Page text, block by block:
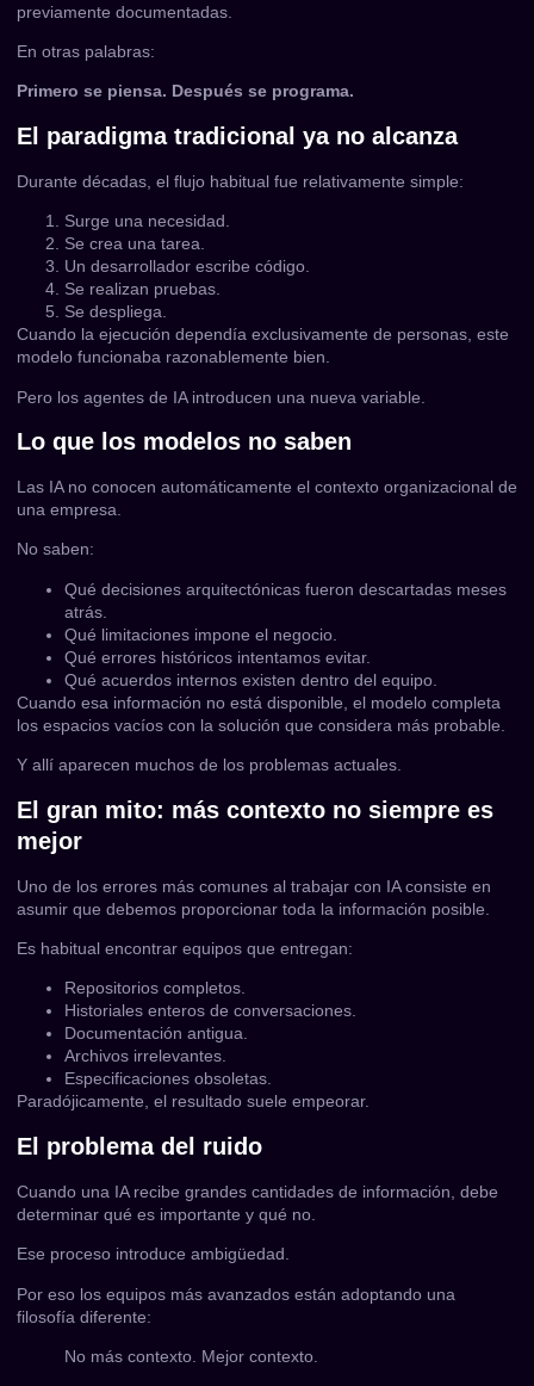
previamente documentadas.
En otras palabras:
Primero se piensa. Después se programa.
El paradigma tradicional ya no alcanza
Durante décadas, el flujo habitual fue relativamente simple:
Surge una necesidad.
Se crea una tarea.
Un desarrollador escribe código.
Se realizan pruebas.
Se despliega.
Cuando la ejecución dependía exclusivamente de personas, este
modelo funcionaba razonablemente bien.
Pero los agentes de IA introducen una nueva variable.
Lo que los modelos no saben
Las IA no conocen automáticamente el contexto organizacional de
una empresa.
No saben:
Qué decisiones arquitectónicas fueron descartadas meses
atrás.
Qué limitaciones impone el negocio.
Qué errores históricos intentamos evitar.
Qué acuerdos internos existen dentro del equipo.
Cuando esa información no está disponible, el modelo completa
los espacios vacíos con la solución que considera más probable.
Y allí aparecen muchos de los problemas actuales.
El gran mito: más contexto no siempre es
mejor
Uno de los errores más comunes al trabajar con IA consiste en
asumir que debemos proporcionar toda la información posible.
Es habitual encontrar equipos que entregan:
Repositorios completos.
Historiales enteros de conversaciones.
Documentación antigua.
Archivos irrelevantes.
Especificaciones obsoletas.
Paradójicamente, el resultado suele empeorar.
El problema del ruido
Cuando una IA recibe grandes cantidades de información, debe
determinar qué es importante y qué no.
Ese proceso introduce ambigüedad.
Por eso los equipos más avanzados están adoptando una
filosofía diferente:
No más contexto. Mejor contexto.